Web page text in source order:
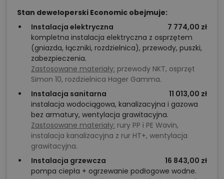
Stan deweloperski Economic obejmuje:
Instalacja elektryczna
7 774,00 zł
kompletna instalacja elektryczna z osprzętem
(gniazda, łączniki, rozdzielnica), przewody, puszki,
zabezpieczenia.
Zastosowane materiały: przewody NKT, osprzęt
Simon 10, rozdzielnica Hager Gamma.
Instalacja sanitarna
11 013,00 zł
instalacja wodociągowa, kanalizacyjna i gazowa
bez armatury, wentylacja grawitacyjna.
Zastosowane materiały: rury PP i PE Wavin,
instalacja kanalizacyjna z rur HT+, wentylacja
grawitacyjna.
Instalacja grzewcza
16 843,00 zł
pompa ciepła + ogrzewanie podłogowe wodne.